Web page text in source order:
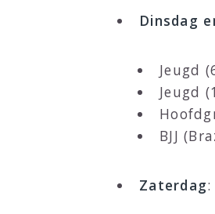
Dinsdag
Jeugd
Jeugd
BJJ
Zaterdag: